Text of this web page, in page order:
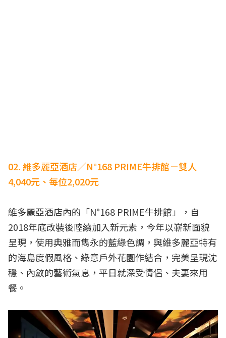
02. 維多麗亞酒店／N°168 PRIME牛排館－雙人
4,040元、每位2,020元
維多麗亞酒店內的「N°168 PRIME牛排館」，自
2018年底改裝後陸續加入新元素，今年以嶄新面貌
呈現，使用典雅而雋永的藍綠色調，與維多麗亞特有
的海島度假風格、綠意戶外花園作結合，完美呈現沈
穩、內斂的藝術氣息，平日就深受情侶、夫妻來用
餐。